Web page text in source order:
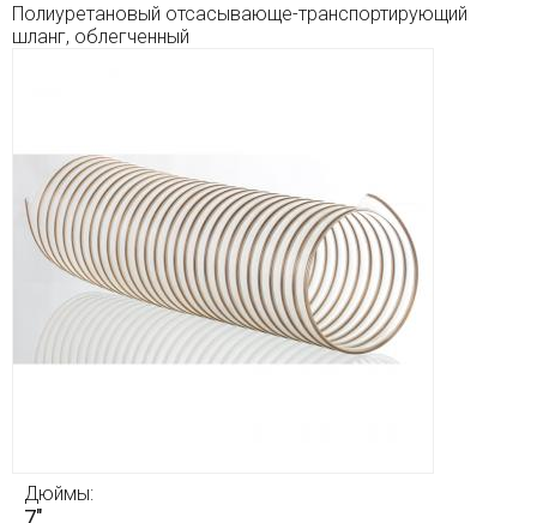
Полиуретановый отсасывающе-транспортирующий
шланг, облегченный
Дюймы:
7"